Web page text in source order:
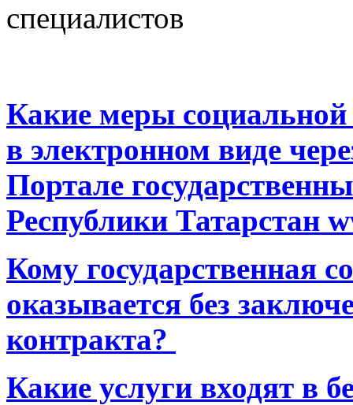
специалистов
Какие меры
в электронном виде
Портале
Республики Татарстан
Кому государственная
оказывается без
контракта?
Какие услуги входят в